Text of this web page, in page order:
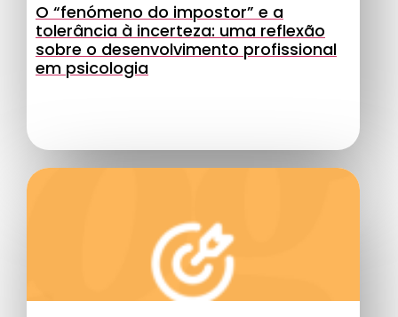
O “fenómeno do impostor” e a
tolerância à incerteza: uma reflexão
sobre o desenvolvimento profissional
em psicologia